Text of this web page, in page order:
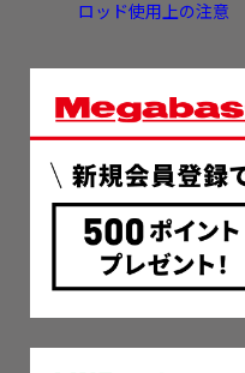
ロッド使用上の注意